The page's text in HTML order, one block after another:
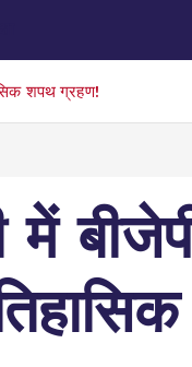
शपथ ग्रहण!
में